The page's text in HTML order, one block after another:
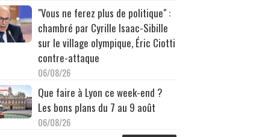
"Vous ne ferez plus de politique" :
chambré par Cyrille Isaac-Sibille
sur le village olympique, Éric Ciotti
contre-attaque
06/08/26
Que faire à Lyon ce week-end ?
Les bons plans du 7 au 9 août
06/08/26